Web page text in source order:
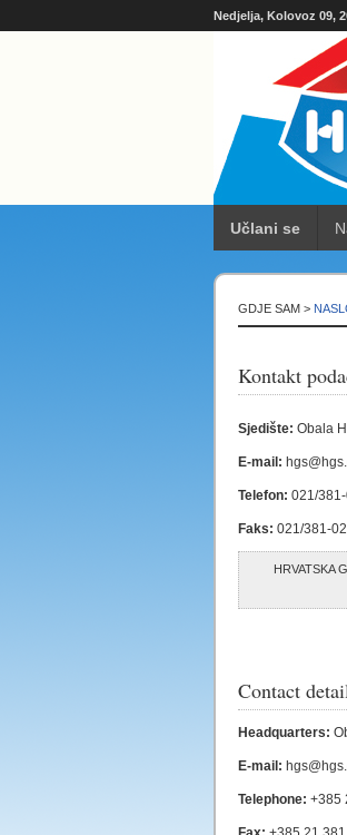
Nedjelja, Kolovoz 09,
Učlani se
GDJE SAM >
Kontakt
Sjedište: Obala
E-mail:
Telefon: 021/
Faks: 021/381-
HRVATSKA
Contact
Headquarters:
E-mail:
Telephone: +385